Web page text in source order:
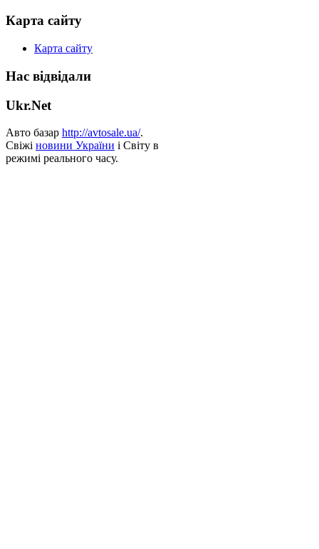
Карта сайту
Карта сайту
Нас відвідали
Ukr.Net
Авто базар http://avtosale.ua/.
Свіжі новини України і Світу в
режимі реального часу.